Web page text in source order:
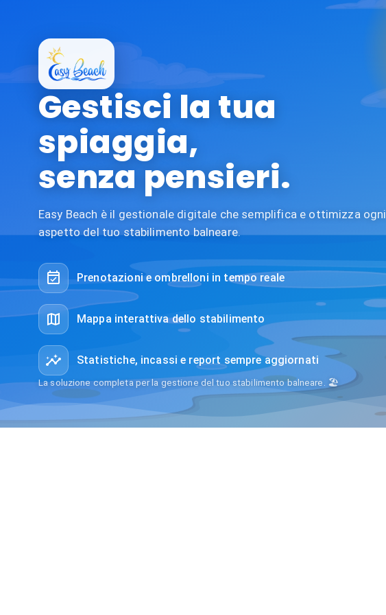
Gestisci la tua
spiaggia,
senza pensieri.
Easy Beach è il gestionale digitale che semplifica e ottimizza ogni
aspetto del tuo stabilimento balneare.
Prenotazioni e ombrelloni in tempo reale
Mappa interattiva dello stabilimento
Statistiche, incassi e report sempre aggiornati
La soluzione completa per la gestione del tuo stabilimento balneare. 🏖️